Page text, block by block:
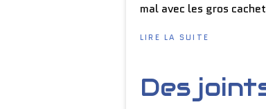
mal avec les gros
LIRE LA SUITE
Des